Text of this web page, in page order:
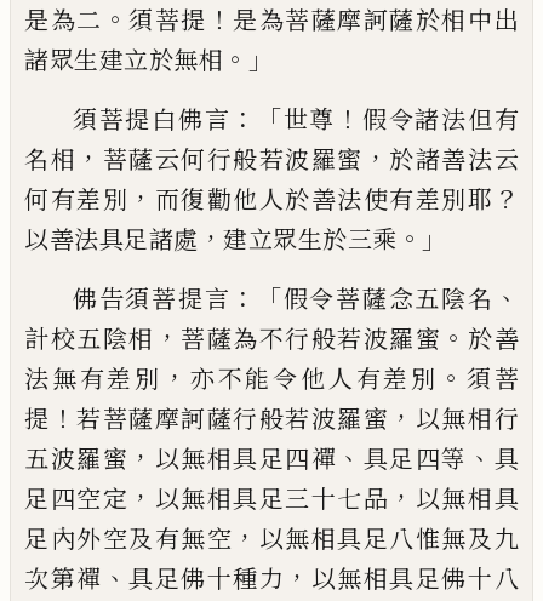
是為二 。 須菩提 ！ 是為菩薩摩訶薩於相中出
諸眾生建立於無相 。」
須菩提白佛言 ：「世尊 ！ 假令諸法但有
名相 ， 菩薩云何行般若波羅蜜 ， 於諸善法云
何有差別 ， 而復勸他人於善法使有差別耶 ？
以善法具足諸處 ， 建立眾生於三乘 。」
佛告須菩提言 ： 「假令菩薩念五陰名 、
計校五陰相 ， 菩薩為不行般若波羅蜜 。 於善
法無有差別 ， 亦不能令他人有差別 。 須菩
提 ！若菩薩摩訶薩行般若波羅蜜 ， 以無相行
五波羅蜜 ， 以無相具足四禪 、 具足四等 、 具
足四空定 ， 以無相具足三十七品 ， 以無相具
足內外空及有無空 ， 以無相具足八惟無及九
次第禪 、具足佛十種力 ， 以無相具足佛十八